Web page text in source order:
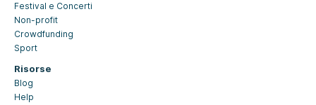
Festival e Concerti
Non-profit
Crowdfunding
Sport
Risorse
Blog
Help